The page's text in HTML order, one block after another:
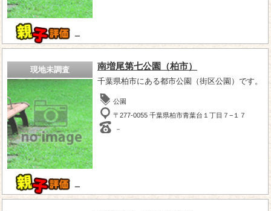
－
現地未調査
－
南増尾第七公園（柏市）
千葉県柏市にある都市公園（街区公園）です。
公園
〒277-0055 千葉県柏市青葉台１丁目７−１７
－